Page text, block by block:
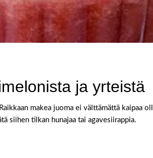
ja yrteistä
makea juoma ei välttämättä kaipaa
siihen tilkan hunajaa tai agavesiirappia.